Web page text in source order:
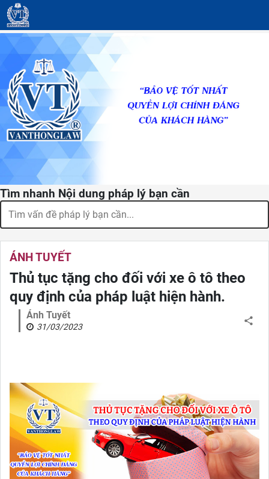
Tìm nhanh Nội dung pháp lý bạn cần
ÁNH TUYẾT
Thủ tục tặng cho đối với xe ô tô theo
quy định của pháp luật hiện hành.
Ánh Tuyết
31/03/2023